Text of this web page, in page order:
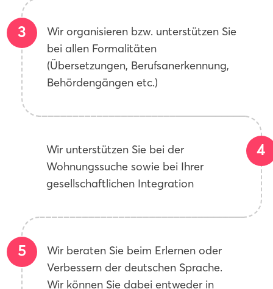
Wir organisieren bzw. unterstützen Sie
bei allen Formalitäten
(Übersetzungen, Berufsanerkennung,
Behördengängen etc.)
Wir unterstützen Sie bei der
Wohnungssuche sowie bei Ihrer
gesellschaftlichen Integration
Wir beraten Sie beim Erlernen oder
Verbessern der deutschen Sprache.
Wir können Sie dabei entweder in